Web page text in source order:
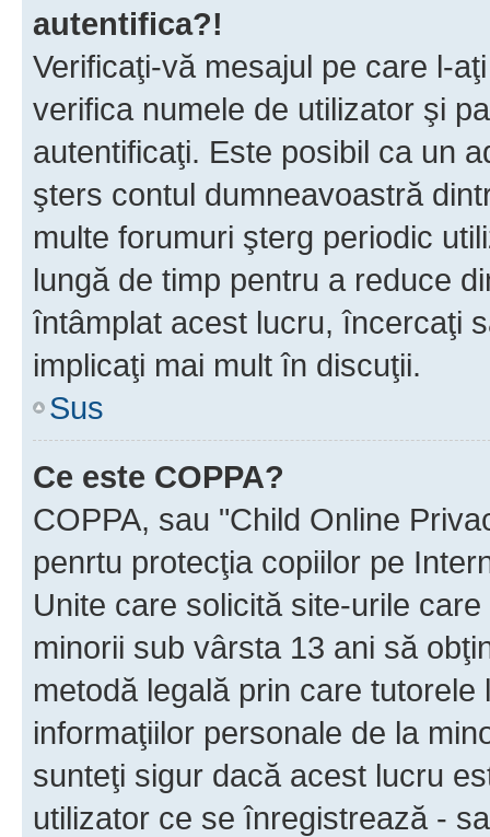
autentifica?!
Verificaţi-vă mesajul pe care l-
verifica numele de utilizator şi
autentificaţi. Este posibil ca un
şters contul dumneavoastră
multe forumuri şterg periodic
lungă de timp pentru a reduce
întâmplat acest lucru, încercaţi
implicaţi mai mult în discuţii.
Sus
Ce este COPPA?
COPPA, sau "Child Online
penrtu protecţia copiilor pe
Unite care solicită site-urile
minorii sub vârsta 13 ani să
metodă legală prin care
informaţiilor personale de la
sunteţi sigur dacă acest lucru
utilizator ce se înregistrează -